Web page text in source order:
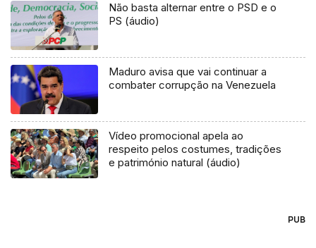
Não basta alternar entre o PSD e o
PS (áudio)
Maduro avisa que vai continuar a
combater corrupção na Venezuela
Vídeo promocional apela ao
respeito pelos costumes, tradições
e património natural (áudio)
PUB